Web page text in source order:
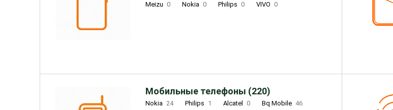
Meizu 0 Nokia 0 Philips 0 VIVO 0
Мобильные телефоны (220)
Nokia 24 Philips 1 Alcatel 0 Bq Mobile 46